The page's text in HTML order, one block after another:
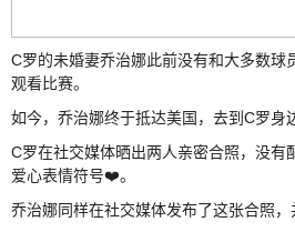
C罗的未婚妻乔治娜此前没有和大多数球
观看比赛。
如今，乔治娜终于抵达美国，去到C罗身
C罗在社交媒体晒出两人亲密合照，没有
爱心表情符号❤️。
乔治娜同样在社交媒体发布了这张合照